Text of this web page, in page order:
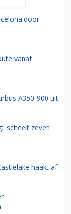
door
vanaf
A350-900 uit
'scheelt zeven
haakt af